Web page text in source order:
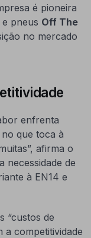
é pioneira
pneus Off The
no mercado
enfrenta
que toca à
afirma o
necessidade de
à EN14 e
“custos de
a competitividade